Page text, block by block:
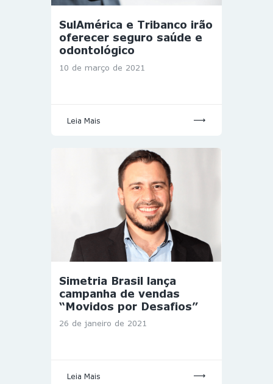
SulAmérica e Tribanco irão
oferecer seguro saúde e
odontológico
10 de março de 2021
Leia Mais
Simetria Brasil lança
campanha de vendas
“Movidos por Desafios”
26 de janeiro de 2021
Leia Mais